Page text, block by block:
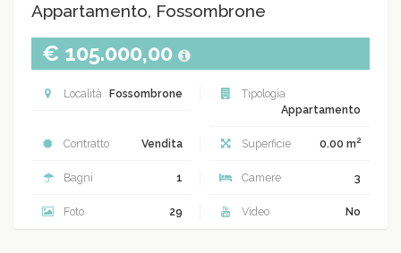
Appartamento, Fossombrone
€ 105.000,00
Località Fossombrone
Tipologia
Appartamento
Contratto Vendita Superficie 0.00 m2
Bagni 1 Camere 3
Foto 29 Video No